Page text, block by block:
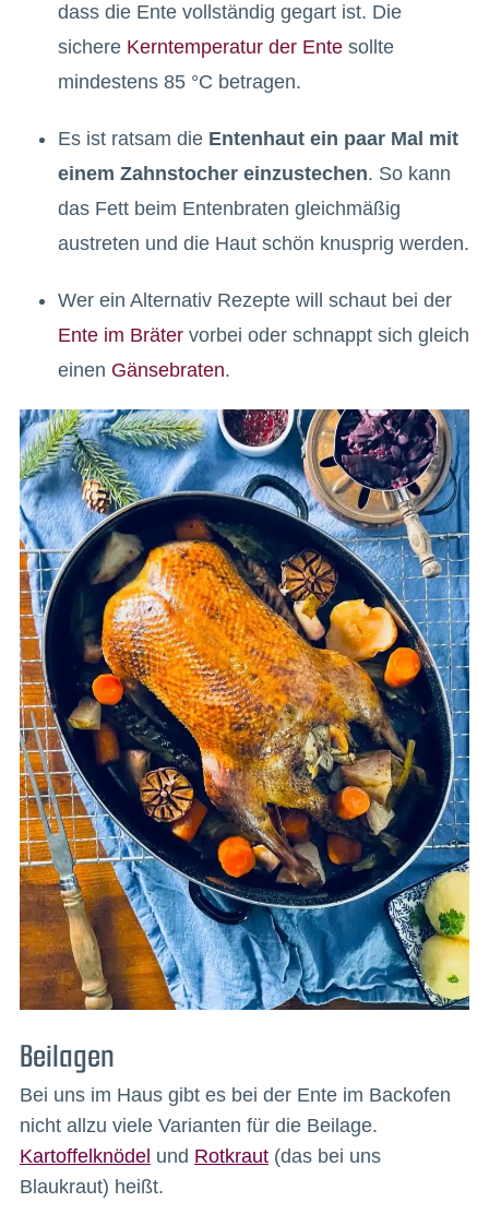
dass die Ente vollständig gegart ist. Die
sichere Kerntemperatur der Entesollte
mindestens 85 °C betragen.
Es ist ratsam die Entenhaut ein paar Mal mit
einem Zahnstocher einzustechen. So kann
das Fett beim Entenbraten gleichmäßig
austreten und die Haut schön knusprig werden.
Wer ein Alternativ Rezepte will schaut bei der
Ente im Brätervorbei oder schnappt sich gleich
einen Gänsebraten.
Beilagen
Bei uns im Haus gibt es bei der Ente im Backofen
nicht allzu viele Varianten für die Beilage.
Kartoffelknödel und Rotkraut(das bei uns
Blaukraut) heißt.